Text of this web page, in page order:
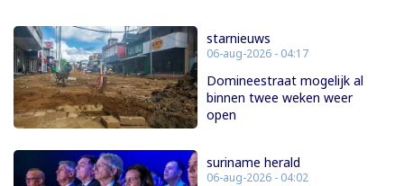
starnieuws
06-aug-2026 - 04:17
Domineestraat mogelijk al
binnen twee weken weer
open
suriname herald
06-aug-2026 - 04:02